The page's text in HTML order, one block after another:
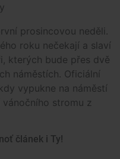
prosincovou neděli.
roku nečekají a slaví
kterých bude přes dvě
náměstích. Oficiální
vypukne na náměstí
stromu z
článek i Ty!